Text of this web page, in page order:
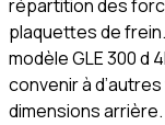
répartition des
plaquettes de
modèle GLE 300 d
convenir à
dimensions arrière.